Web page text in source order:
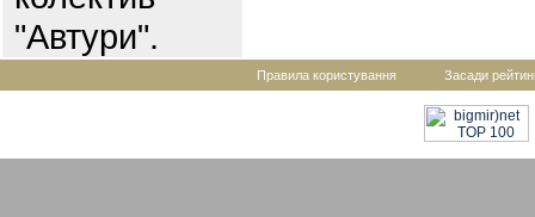
"Автури".
Правила користування Засади